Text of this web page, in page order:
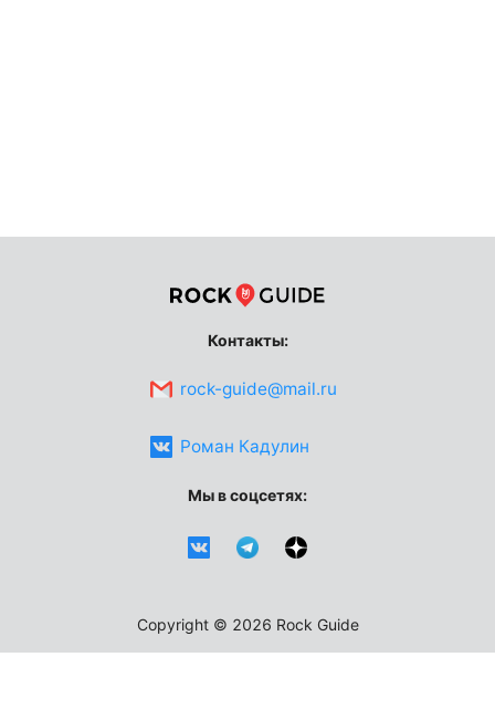
Контакты:
rock-guide@mail.ru
Роман Кадулин
Мы в соцсетях:
Copyright © 2026 Rock Guide